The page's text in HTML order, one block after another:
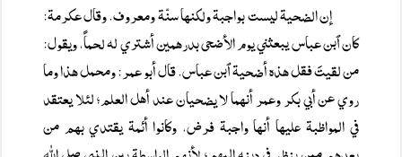
إن الضحية ليست بواجبة ولكنها سنّة ومعروف. وقال عكرمة:
كان ٱبن عباس يبعثني يوم الأضحى بدرهمين أشتري له لحماً، ويقول:
من لقيتَ فقل هذه أضحية ٱبن عباس. قال أبو عمر: ومحمل هذا وما
روي عن أبي بكر وعمر أنهما لا يضحيان عند أهل العلم؛ لئلا يعتقد
في المواظبة عليها أنها واجبة فرض، وكانوا أئمة يقتدي بهم من